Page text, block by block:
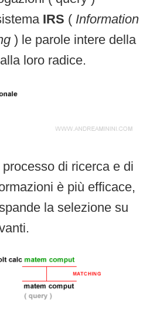
IRS ( Information
) le parole intere della
loro radice.
di ricerca e di
è più efficace,
la selezione su